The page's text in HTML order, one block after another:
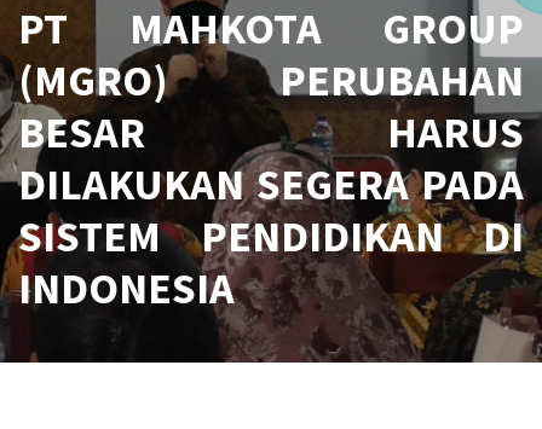
PT MAHKOTA GROUP
(MGRO) PERUBAHAN
BESAR HARUS
DILAKUKAN SEGERA PADA
SISTEM PENDIDIKAN DI
INDONESIA